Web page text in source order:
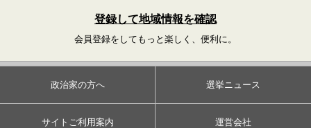
登録して地域情報を確認
会員登録をしてもっと楽しく、便利に。
政治家の方へ 選挙ニュース
サイトご利用案内 運営会社